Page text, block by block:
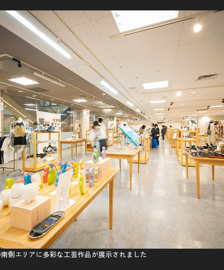
側エリアに多彩な工芸作品が展示されました